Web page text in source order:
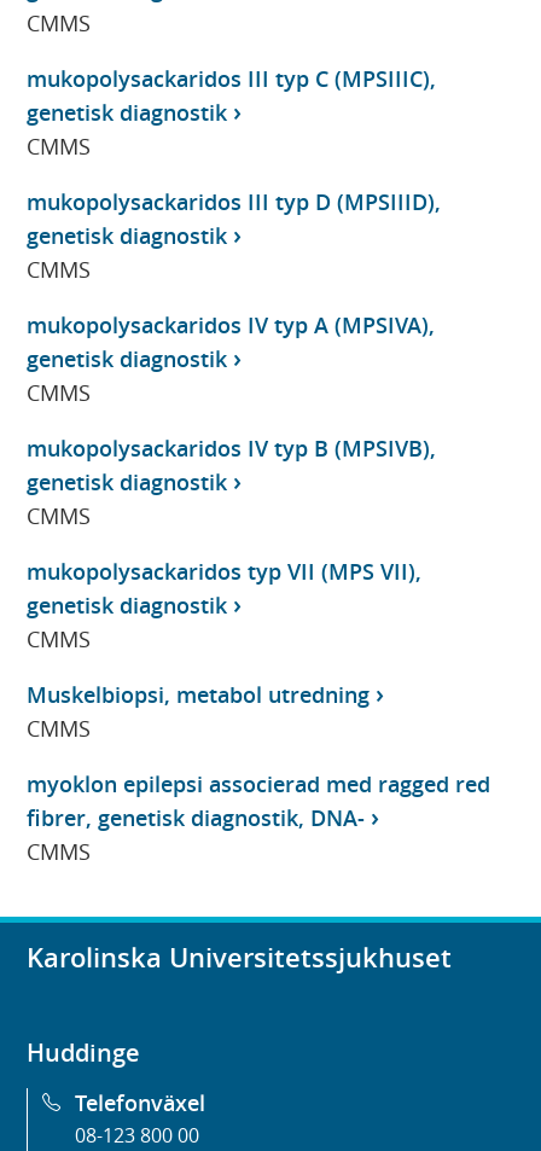
CMMS
mukopolysackaridos III typ C (MPSIIIC),
genetisk diagnostik
CMMS
mukopolysackaridos III typ D (MPSIIID),
genetisk diagnostik
CMMS
mukopolysackaridos IV typ A (MPSIVA),
genetisk diagnostik
CMMS
mukopolysackaridos IV typ B (MPSIVB),
genetisk diagnostik
CMMS
mukopolysackaridos typ VII (MPS VII),
genetisk diagnostik
CMMS
Muskelbiopsi, metabol utredning
CMMS
myoklon epilepsi associerad med ragged red
fibrer, genetisk diagnostik, DNA-
CMMS
Karolinska Universitetssjukhuset
Huddinge
Telefonväxel
08-123 800 00